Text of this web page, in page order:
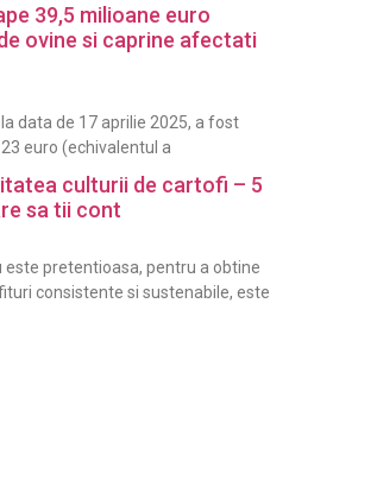
39,5 milioane euro
ovine si caprine afectati
data de 17 aprilie 2025, a fost
euro (echivalentul a
culturii de cartofi – 5
sa tii cont
este pretentioasa, pentru a obtine
consistente si sustenabile, este